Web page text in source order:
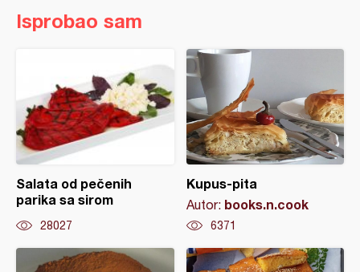
Isprobao sam
Salata od pečenih
parika sa sirom
28027
Kupus-pita
Autor: books.n.cook
6371